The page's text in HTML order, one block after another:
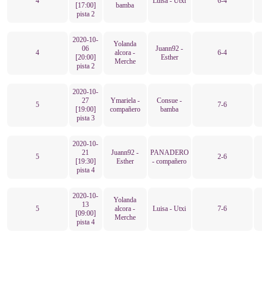
[17:00]
pista 2
bamba
4
2020-10-
06
[20:00]
pista 2
Yolanda
alcora -
Merche
Juann92 -
Esther
6-4
5
2020-10-
27
[19:00]
pista 3
Ymariela -
compañero
Consue -
bamba
7-6
5
2020-10-
21
[19:30]
pista 4
Juann92 -
Esther
PANADERO
- compañero
2-6
5
2020-10-
13
[09:00]
pista 4
Yolanda
alcora -
Merche
Luisa - Utxi 7-6